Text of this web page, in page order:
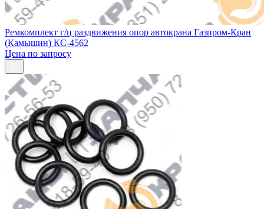
Ремкомплект г/ц раздвижения опор автокрана Газпром-Кран
(Камышин) КС-4562
Цена по запросу